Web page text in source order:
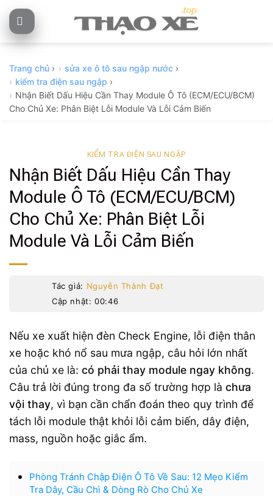
Skip
to
Trang chủ › sửa xe ô tô sau ngập nước ›
kiểm tra điện sau ngập ›
Nhận Biết Dấu Hiệu Cần Thay Module Ô Tô (ECM/ECU/BCM)
Cho Chủ Xe: Phân Biệt Lỗi Module Và Lỗi Cảm Biến
KIỂM TRA ĐIỆN SAU NGẬP
Nhận Biết Dấu Hiệu Cần Thay
Module Ô Tô (ECM/ECU/BCM)
Cho Chủ Xe: Phân Biệt Lỗi
Module Và Lỗi Cảm Biến
Tác giả: Nguyễn Thành Đạt
Cập nhật: 00:46
Nếu xe xuất hiện đèn Check Engine, lỗi điện thân
xe hoặc khó nổ sau mưa ngập, câu hỏi lớn nhất
của chủ xe là: có phải thay module ngay không.
Câu trả lời đúng trong đa số trường hợp là chưa
vội thay, vì bạn cần chẩn đoán theo quy trình để
tách lỗi module thật khỏi lỗi cảm biến, dây điện,
mass, nguồn hoặc giắc ẩm.
Phòng Tránh Chập Điện Ô Tô Về Sau: 12 Mẹo Kiểm
Tra Dây, Cầu Chì & Dòng Rò Cho Chủ Xe